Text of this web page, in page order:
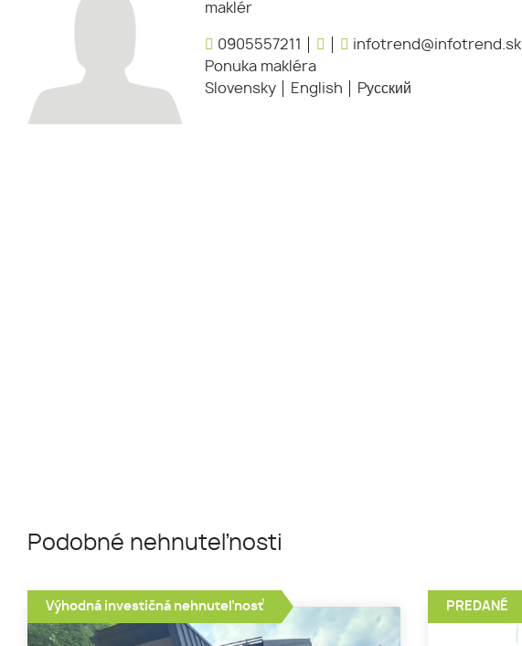
maklér
0905557211
infotrend@infotrend.sk
Ponuka makléra
Slovensky
English Pусский
Podobné nehnuteľnosti
Výhodná investičná nehnuteľnosť PREDANÉ